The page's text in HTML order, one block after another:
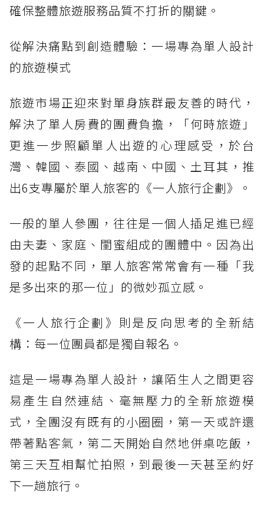
確保整體旅遊服務品質不打折的關鍵。
從解決痛點到創造體驗：一場專為單人設計
的旅遊模式
旅遊市場正迎來對單身族群最友善的時代，
解決了單人房費的團費負擔，「何時旅遊」
更進一步照顧單人出遊的心理感受，於台
灣、韓國、泰國、越南、中國、土耳其，推
出6支專屬於單人旅客的《一人旅行企劃》。
一般的單人參團，往往是一個人插足進已經
由夫妻、家庭、閨蜜組成的團體中。因為出
發的起點不同，單人旅客常常會有一種「我
是多出來的那一位」的微妙孤立感。
《一人旅行企劃》則是反向思考的全新結
構：每一位團員都是獨自報名。
這是一場專為單人設計，讓陌生人之間更容
易產生自然連結、毫無壓力的全新旅遊模
式，全團沒有既有的小圈圈，第一天或許還
帶著點客氣，第二天開始自然地併桌吃飯，
第三天互相幫忙拍照，到最後一天甚至約好
下一趟旅行。